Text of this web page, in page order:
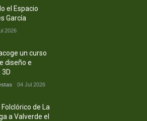
el Espacio
García
2026
un curso
diseño e
04 Jul 2026
Folclórico de La
a Valverde el